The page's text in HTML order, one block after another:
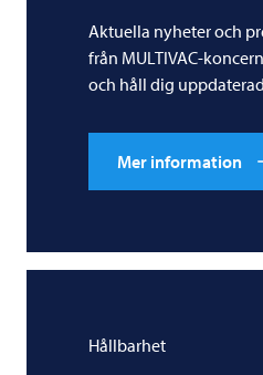
Aktuella nyheter och
från MULTIVAC-
och håll dig
Mer information
Hållbarhet